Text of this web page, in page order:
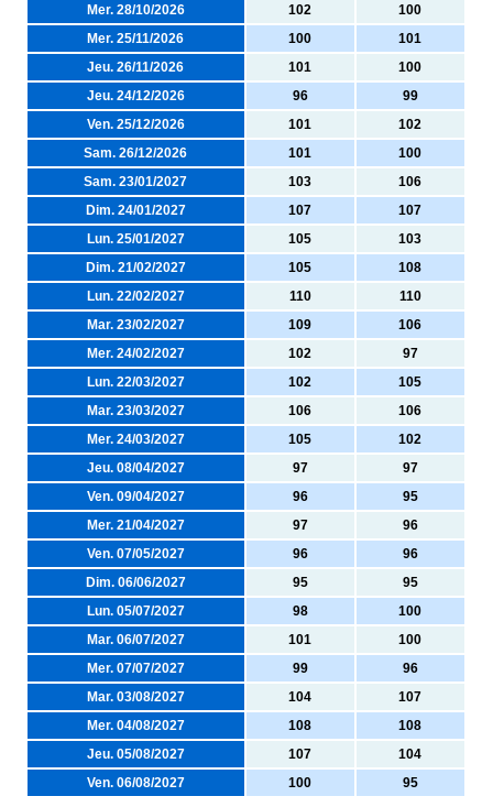
Mer. 28/10/2026
102
100
Mer. 25/11/2026
100
101
Jeu. 26/11/2026
101
100
Jeu. 24/12/2026
96
99
Ven. 25/12/2026
101
102
Sam. 26/12/2026
101
100
Sam. 23/01/2027
103
106
Dim. 24/01/2027
107
107
Lun. 25/01/2027
105
103
Dim. 21/02/2027
105
108
Lun. 22/02/2027
110
110
Mar. 23/02/2027
109
106
Mer. 24/02/2027
102
97
Lun. 22/03/2027
102
105
Mar. 23/03/2027
106
106
Mer. 24/03/2027
105
102
Jeu. 08/04/2027
97
97
Ven. 09/04/2027
96
95
Mer. 21/04/2027
97
96
Ven. 07/05/2027
96
96
Dim. 06/06/2027
95
95
Lun. 05/07/2027
98
100
Mar. 06/07/2027
101
100
Mer. 07/07/2027
99
96
Mar. 03/08/2027
104
107
Mer. 04/08/2027
108
108
Jeu. 05/08/2027
107
104
Ven. 06/08/2027
100 95